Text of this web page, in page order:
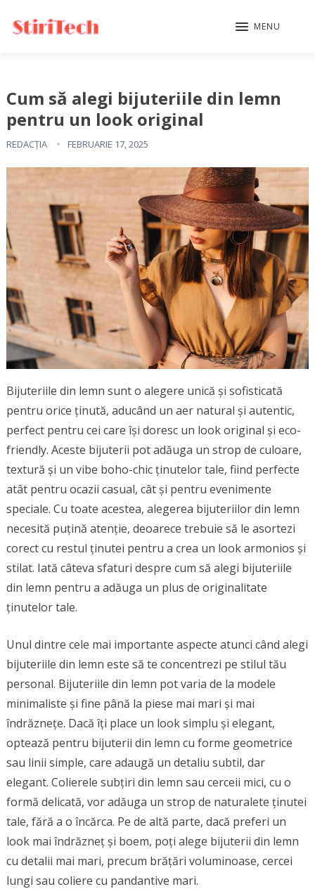
MENU
Cum să alegi bijuteriile din lemn
pentru un look original
REDACȚIA FEBRUARIE 17, 2025
Bijuteriile din lemn sunt o alegere unică și sofisticată
pentru orice ținută, aducând un aer natural și autentic,
perfect pentru cei care își doresc un look original și eco-
friendly. Aceste bijuterii pot adăuga un strop de culoare,
textură și un vibe boho-chic ținutelor tale, fiind perfecte
atât pentru ocazii casual, cât și pentru evenimente
speciale. Cu toate acestea, alegerea bijuteriilor din lemn
necesită puțină atenție, deoarece trebuie să le asortezi
corect cu restul ținutei pentru a crea un look armonios și
stilat. Iată câteva sfaturi despre cum să alegi bijuteriile
din lemn pentru a adăuga un plus de originalitate
ținutelor tale.
Unul dintre cele mai importante aspecte atunci când alegi
bijuteriile din lemn este să te concentrezi pe stilul tău
personal. Bijuteriile din lemn pot varia de la modele
minimaliste și fine până la piese mai mari și mai
îndrăznețe. Dacă îți place un look simplu și elegant,
optează pentru bijuterii din lemn cu forme geometrice
sau linii simple, care adaugă un detaliu subtil, dar
elegant. Colierele subțiri din lemn sau cerceii mici, cu o
formă delicată, vor adăuga un strop de naturalete ținutei
tale, fără a o încărca. Pe de altă parte, dacă preferi un
look mai îndrăzneț și boem, poți alege bijuterii din lemn
cu detalii mai mari, precum brățări voluminoase, cercei
lungi sau coliere cu pandantive mari.